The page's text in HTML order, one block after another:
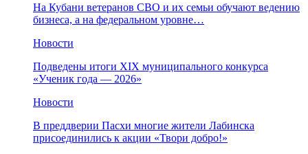
На Кубани ветеранов СВО и их семьи обучают ведению
бизнеса, а на федеральном уровне…
Новости
Подведены итоги XIX муниципального конкурса
«Ученик года — 2026»
Новости
В преддверии Пасхи многие жители Лабинска
присоединились к акции «Твори добро!»